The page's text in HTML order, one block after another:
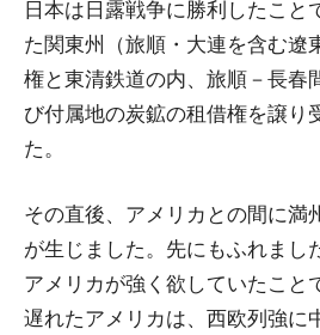
日本は日露戦争に勝利したこと
た関東州（旅順・大連を含む遼
権と東清鉄道の内、旅順－長春
び付属地の炭鉱の租借権を譲り
た。
その直後、アメリカとの間に満
が生じました。先にもふれまし
アメリカが強く欲していたこと
遅れたアメリカは、西欧列強に